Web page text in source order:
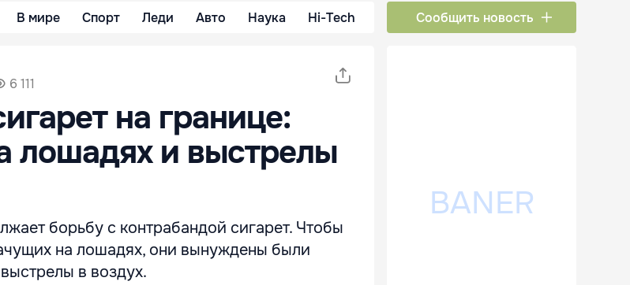
В мире Спорт Леди Авто Наука Hi-Tech Сообщить новость
6 111
на границе:
лошадях и выстрелы
борьбу с контрабандой сигарет. Чтобы
на лошадях, они вынуждены были
в воздух.